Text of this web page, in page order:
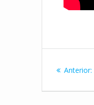
de Anterior: